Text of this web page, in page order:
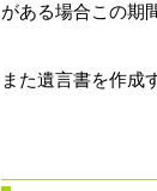
がある場合この期
また遺言書を作成